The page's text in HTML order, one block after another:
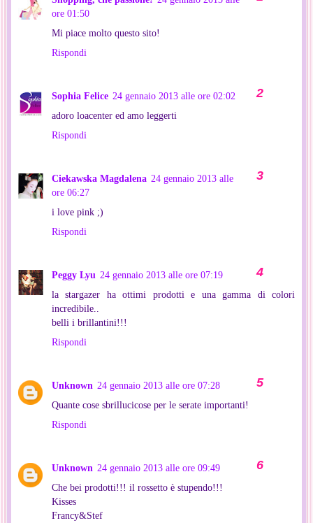
ore 01:50
Mi piace molto questo sito!
Rispondi
Sophia Felice 24 gennaio 2013 alle ore 02:02
adoro loacenter ed amo leggerti
Rispondi
Ciekawska Magdalena 24 gennaio 2013 alle
ore 06:27
i love pink ;)
Rispondi
Peggy Lyu 24 gennaio 2013 alle ore 07:19
la stargazer ha ottimi prodotti e una gamma di colori
incredibile..
belli i brillantini!!!
Rispondi
Unknown 24 gennaio 2013 alle ore 07:28
Quante cose sbrillucicose per le serate importanti!
Rispondi
Unknown 24 gennaio 2013 alle ore 09:49
Che bei prodotti!!! il rossetto è stupendo!!!
Kisses
Francy&Stef